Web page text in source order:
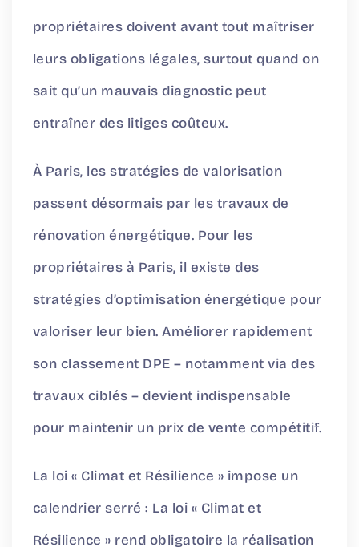
propriétaires doivent avant tout maîtriser
leurs obligations légales, surtout quand on
sait qu’un mauvais diagnostic peut
entraîner des litiges coûteux.
À Paris, les stratégies de valorisation
passent désormais par les travaux de
rénovation énergétique. Pour les
propriétaires à Paris, il existe des
stratégies d’optimisation énergétique pour
valoriser leur bien. Améliorer rapidement
son classement DPE – notamment via des
travaux ciblés – devient indispensable
pour maintenir un prix de vente compétitif.
La loi « Climat et Résilience » impose un
calendrier serré : La loi « Climat et
Résilience » rend obligatoire la réalisation